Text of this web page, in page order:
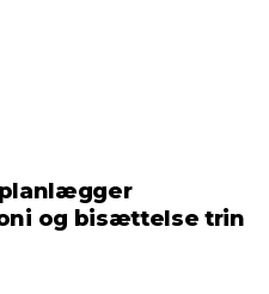
planlægger
og bisættelse trin